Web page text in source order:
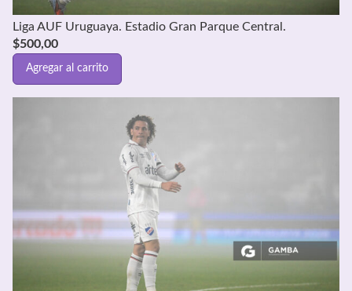
Liga AUF Uruguaya. Estadio Gran Parque Central.
$500,00
Agregar al carrito